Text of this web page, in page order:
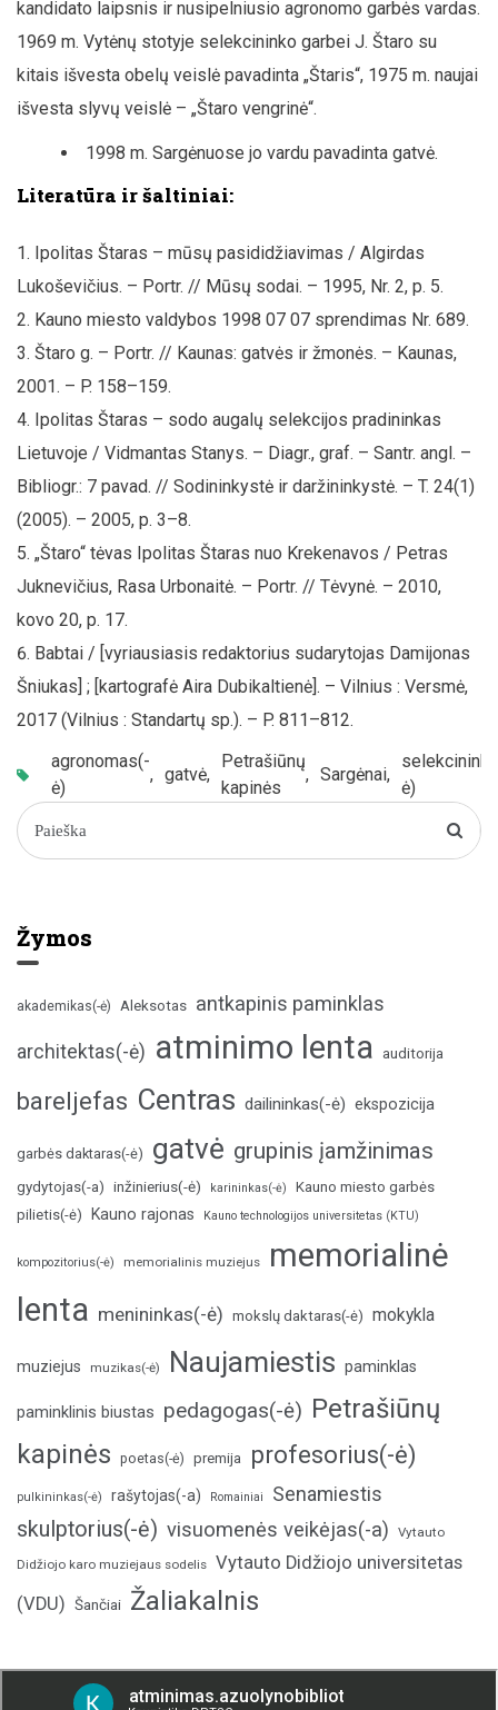
kandidato laipsnis ir nusipelniusio agronomo garbės vardas.
1969 m. Vytėnų stotyje selekcininko garbei J. Štaro su
kitais išvesta obelų veislė pavadinta „Štaris“, 1975 m. naujai
išvesta slyvų veislė – „Štaro vengrinė“.
1998 m. Sargėnuose jo vardu pavadinta gatvė.
Literatūra ir šaltiniai:
Ipolitas Štaras – mūsų pasididžiavimas / Algirdas
Lukoševičius. – Portr. // Mūsų sodai. – 1995, Nr. 2, p. 5.
Kauno miesto valdybos 1998 07 07 sprendimas Nr. 689.
Štaro g. – Portr. // Kaunas: gatvės ir žmonės. – Kaunas,
2001. – P. 158–159.
Ipolitas Štaras – sodo augalų selekcijos pradininkas
Lietuvoje / Vidmantas Stanys. – Diagr., graf. – Santr. angl. –
Bibliogr.: 7 pavad. // Sodininkystė ir daržininkystė. – T. 24(1)
(2005). – 2005, p. 3–8.
„Štaro“ tėvas Ipolitas Štaras nuo Krekenavos / Petras
Juknevičius, Rasa Urbonaitė. – Portr. // Tėvynė. – 2010,
kovo 20, p. 17.
Babtai / [vyriausiasis redaktorius sudarytojas Damijonas
Šniukas] ; [kartografė Aira Dubikaltienė]. – Vilnius : Versmė,
2017 (Vilnius : Standartų sp.). – P. 811–812.
agronomas(-
ė)
, gatvė,
Petrašiūnų
kapinės
, Sargėnai,
ė)
Žymos
akademikas(-ė) Aleksotas antkapinis paminklas
architektas(-ė) atminimo lenta auditorija
bareljefas Centras dailininkas(-ė) ekspozicija
garbės daktaras(-ė) gatvė grupinis įamžinimas
gydytojas(-a) inžinierius(-ė) karininkas(-ė)
Kauno miesto garbės
pilietis(-ė)
Kauno rajonas Kauno technologijos universitetas (KTU)
kompozitorius(-ė) memorialinis muziejus
memorialinė
lenta menininkas(-ė) mokslų daktaras(-ė) mokykla
muziejus muzikas(-ė) Naujamiestis paminklas
paminklinis biustas pedagogas(-ė) Petrašiūnų
kapinės poetas(-ė) premija profesorius(-ė)
pulkininkas(-ė) rašytojas(-a) Romainiai Senamiestis
skulptorius(-ė) visuomenės veikėjas(-a) Vytauto
Didžiojo karo muziejaus sodelis Vytauto Didžiojo universitetas
(VDU) Šančiai Žaliakalnis